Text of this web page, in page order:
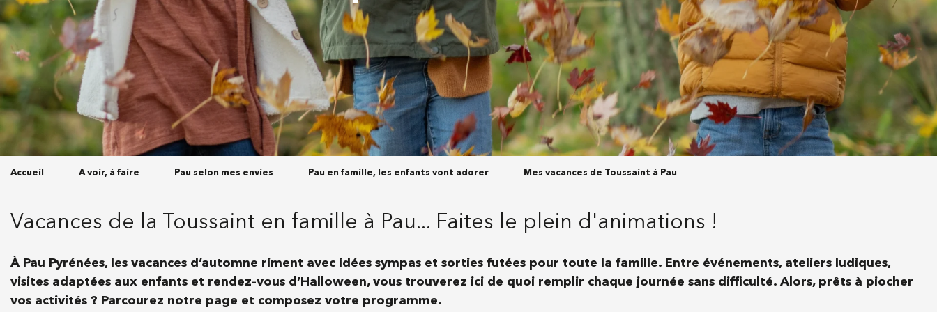
Accueil A voir, à faire Pau selon mes envies Pau en famille, les enfants vont adorer Mes vacances de Toussaint à Pau
Vacances de la Toussaint en famille à Pau... Faites le plein d'animations !
À Pau Pyrénées, les vacances d’automne riment avec idées sympas et sorties futées pour toute la famille. Entre événements, ateliers ludiques,
visites adaptées aux enfants et rendez-vous d’Halloween, vous trouverez ici de quoi remplir chaque journée sans difficulté. Alors, prêts à piocher
vos activités ? Parcourez notre page et composez votre programme.